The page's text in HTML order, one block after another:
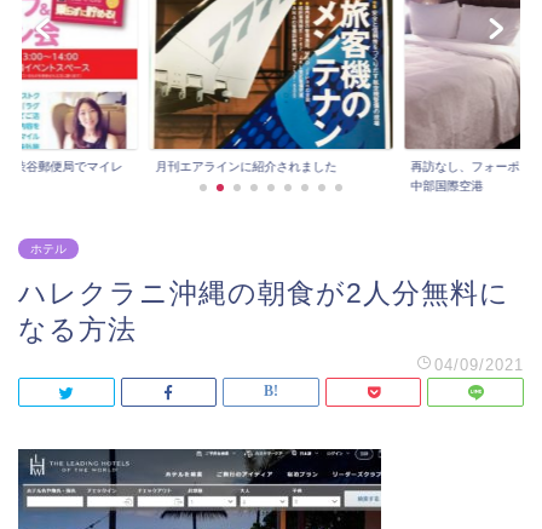
渋谷郵便局でマイレ
月刊エアラインに紹介されました
再訪なし、フォーポイ
中部国際空港
ホテル
ハレクラニ沖縄の朝食が2人分無料に
なる方法
04/09/2021